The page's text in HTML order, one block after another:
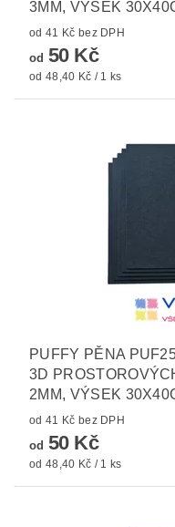
3MM, VÝSEK
od 41 Kč bez DPH
od 50 Kč
od 48,40 Kč / 1 ks
PUFFY PĚNA
3D
2MM, VÝSEK
od 41 Kč bez DPH
od 50 Kč
od 48,40 Kč / 1 ks